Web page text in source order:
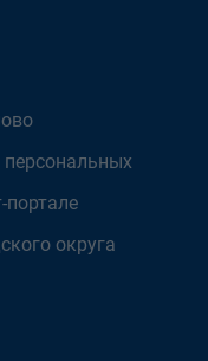
округа